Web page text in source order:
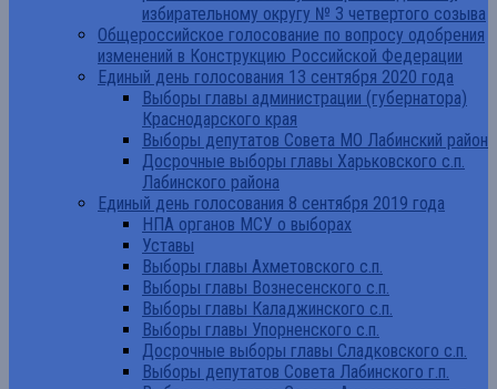
избирательному округу № 3 четвертого созыва
Общероссийское голосование по вопросу одобрения
изменений в Конструкцию Российской Федерации
Единый день голосования 13 сентября 2020 года
Выборы главы администрации (губернатора)
Краснодарского края
Выборы депутатов Совета МО Лабинский район
Досрочные выборы главы Харьковского с.п.
Лабинского района
Единый день голосования 8 сентября 2019 года
НПА органов МСУ о выборах
Уставы
Выборы главы Ахметовского с.п.
Выборы главы Вознесенского с.п.
Выборы главы Каладжинского с.п.
Выборы главы Упорненского с.п.
Досрочные выборы главы Сладковского с.п.
Выборы депутатов Совета Лабинского г.п.